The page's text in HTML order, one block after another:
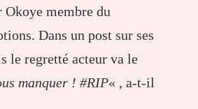
Okoye membre du
Dans un post sur ses
le regretté acteur va le
manquer ! #RIP« , a-t-il